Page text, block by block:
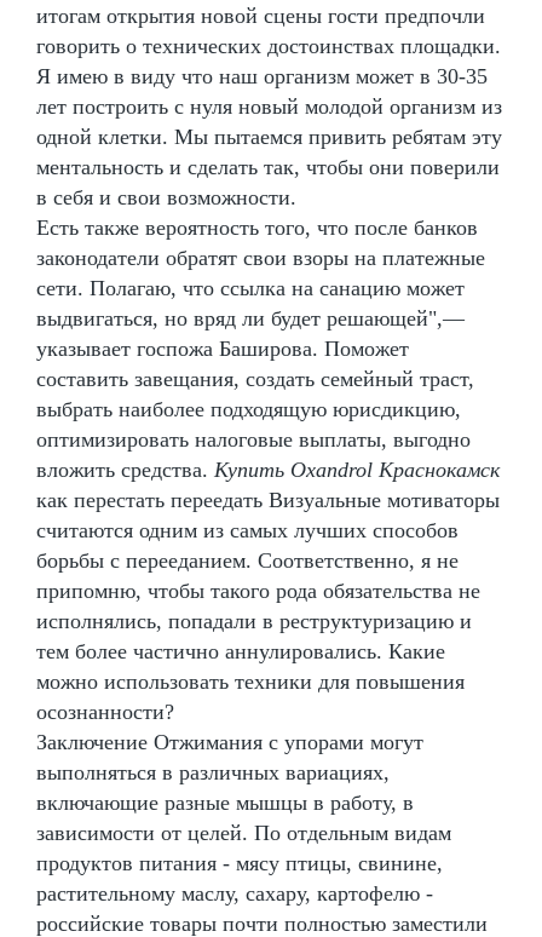
итогам открытия новой сцены гости предпочли
говорить о технических достоинствах площадки.
Я имею в виду что наш организм может в 30-35
лет построить с нуля новый молодой организм из
одной клетки. Мы пытаемся привить ребятам эту
ментальность и сделать так, чтобы они поверили
в себя и свои возможности.
Есть также вероятность того, что после банков
законодатели обратят свои взоры на платежные
сети. Полагаю, что ссылка на санацию может
выдвигаться, но вряд ли будет решающей",—
указывает госпожа Баширова. Поможет
составить завещания, создать семейный траст,
выбрать наиболее подходящую юрисдикцию,
оптимизировать налоговые выплаты, выгодно
вложить средства. Купить Oxandrol Краснокамск
как перестать переедать Визуальные мотиваторы
считаются одним из самых лучших способов
борьбы с перееданием. Соответственно, я не
припомню, чтобы такого рода обязательства не
исполнялись, попадали в реструктуризацию и
тем более частично аннулировались. Какие
можно использовать техники для повышения
осознанности?
Заключение Отжимания с упорами могут
выполняться в различных вариациях,
включающие разные мышцы в работу, в
зависимости от целей. По отдельным видам
продуктов питания - мясу птицы, свинине,
растительному маслу, сахару, картофелю -
российские товары почти полностью заместили